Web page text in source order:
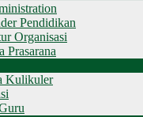
Pendidikan
Organisasi
Prasarana
Kulikuler